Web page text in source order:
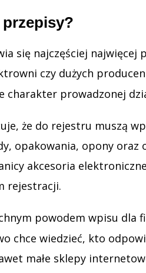
się najczęściej najwięcej
czy dużych
charakter prowadzonej
że do rejestru muszą
opakowania, opony oraz
akcesoria
rejestracji.
powodem wpisu dla
chce wiedzieć, kto
małe sklepy